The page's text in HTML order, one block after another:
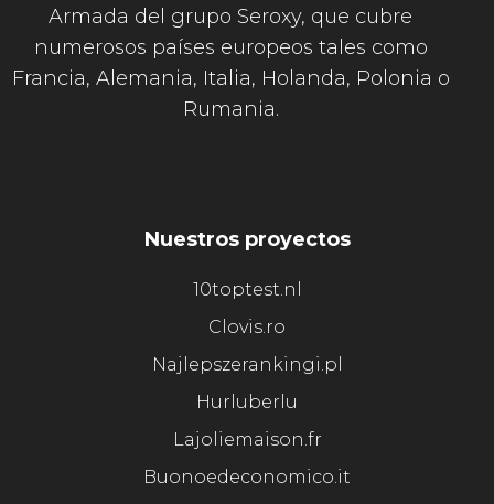
Armada del grupo Seroxy, que cubre
numerosos países europeos tales como
Francia, Alemania, Italia, Holanda, Polonia o
Rumania.
Nuestros proyectos
10toptest.nl
Clovis.ro
Najlepszerankingi.pl
Hurluberlu
Lajoliemaison.fr
Buonoedeconomico.it